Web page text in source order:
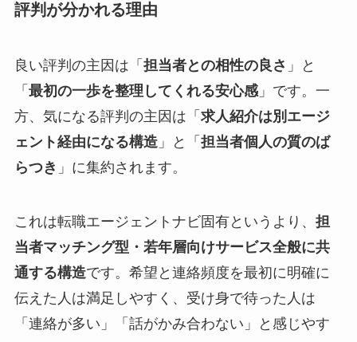
評判が分かれる理由
良い評判の主因は「 担当者との相性の良さ 」と
「 最初の一歩を整理してくれる安心感」です。一
方、気になる評判の主因は「 求人紹介は別エージ
ェント経由になる構造」と「 担当者個人の質のば
らつき 」に集約されます。
これは転職エージェントナビ固有というより、 担
当者マッチング型・若年層向けサービス全般に共
通する構造です。希望と連絡頻度を最初に明確に
伝えた人は満足しやすく、受け身で待った人は
「連絡が多い」「話がかみ合わない」と感じやす